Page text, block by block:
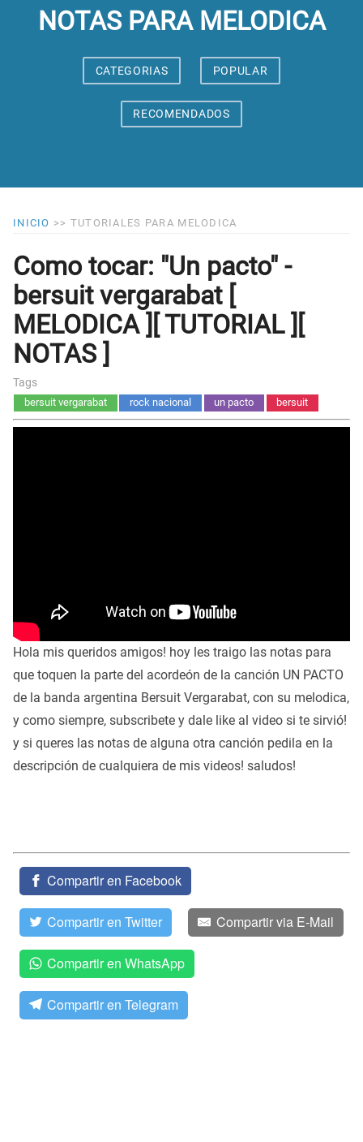
NOTAS PARA MELODICA
CATEGORIAS POPULAR
RECOMENDADOS
INICIO >> TUTORIALES PARA MELODICA
Como tocar: "Un pacto" -
bersuit vergarabat [
MELODICA ][ TUTORIAL ][
NOTAS ]
Tags
bersuit vergarabat rock nacional un pacto bersuit
Hola mis queridos amigos! hoy les traigo las notas para
que toquen la parte del acordeón de la canción UN PACTO
de la banda argentina Bersuit Vergarabat, con su melodica,
y como siempre, subscribete y dale like al video si te sirvió!
y si queres las notas de alguna otra canción pedila en la
descripción de cualquiera de mis videos! saludos!
Compartir en Facebook
Compartir en Twitter Compartir via E-Mail
Compartir en WhatsApp
Compartir en Telegram